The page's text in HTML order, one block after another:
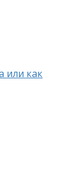
или как